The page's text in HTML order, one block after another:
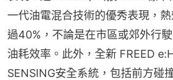
一代油電混合技術的優秀表現，
過40%，不論是在市區或郊外行
油耗效率。此外，全新 FREED
SENSING安全系統，包括前方碰